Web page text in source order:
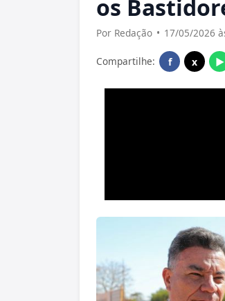
os
Por Redação • 17/05/2026
Compartilhe: f x ▶